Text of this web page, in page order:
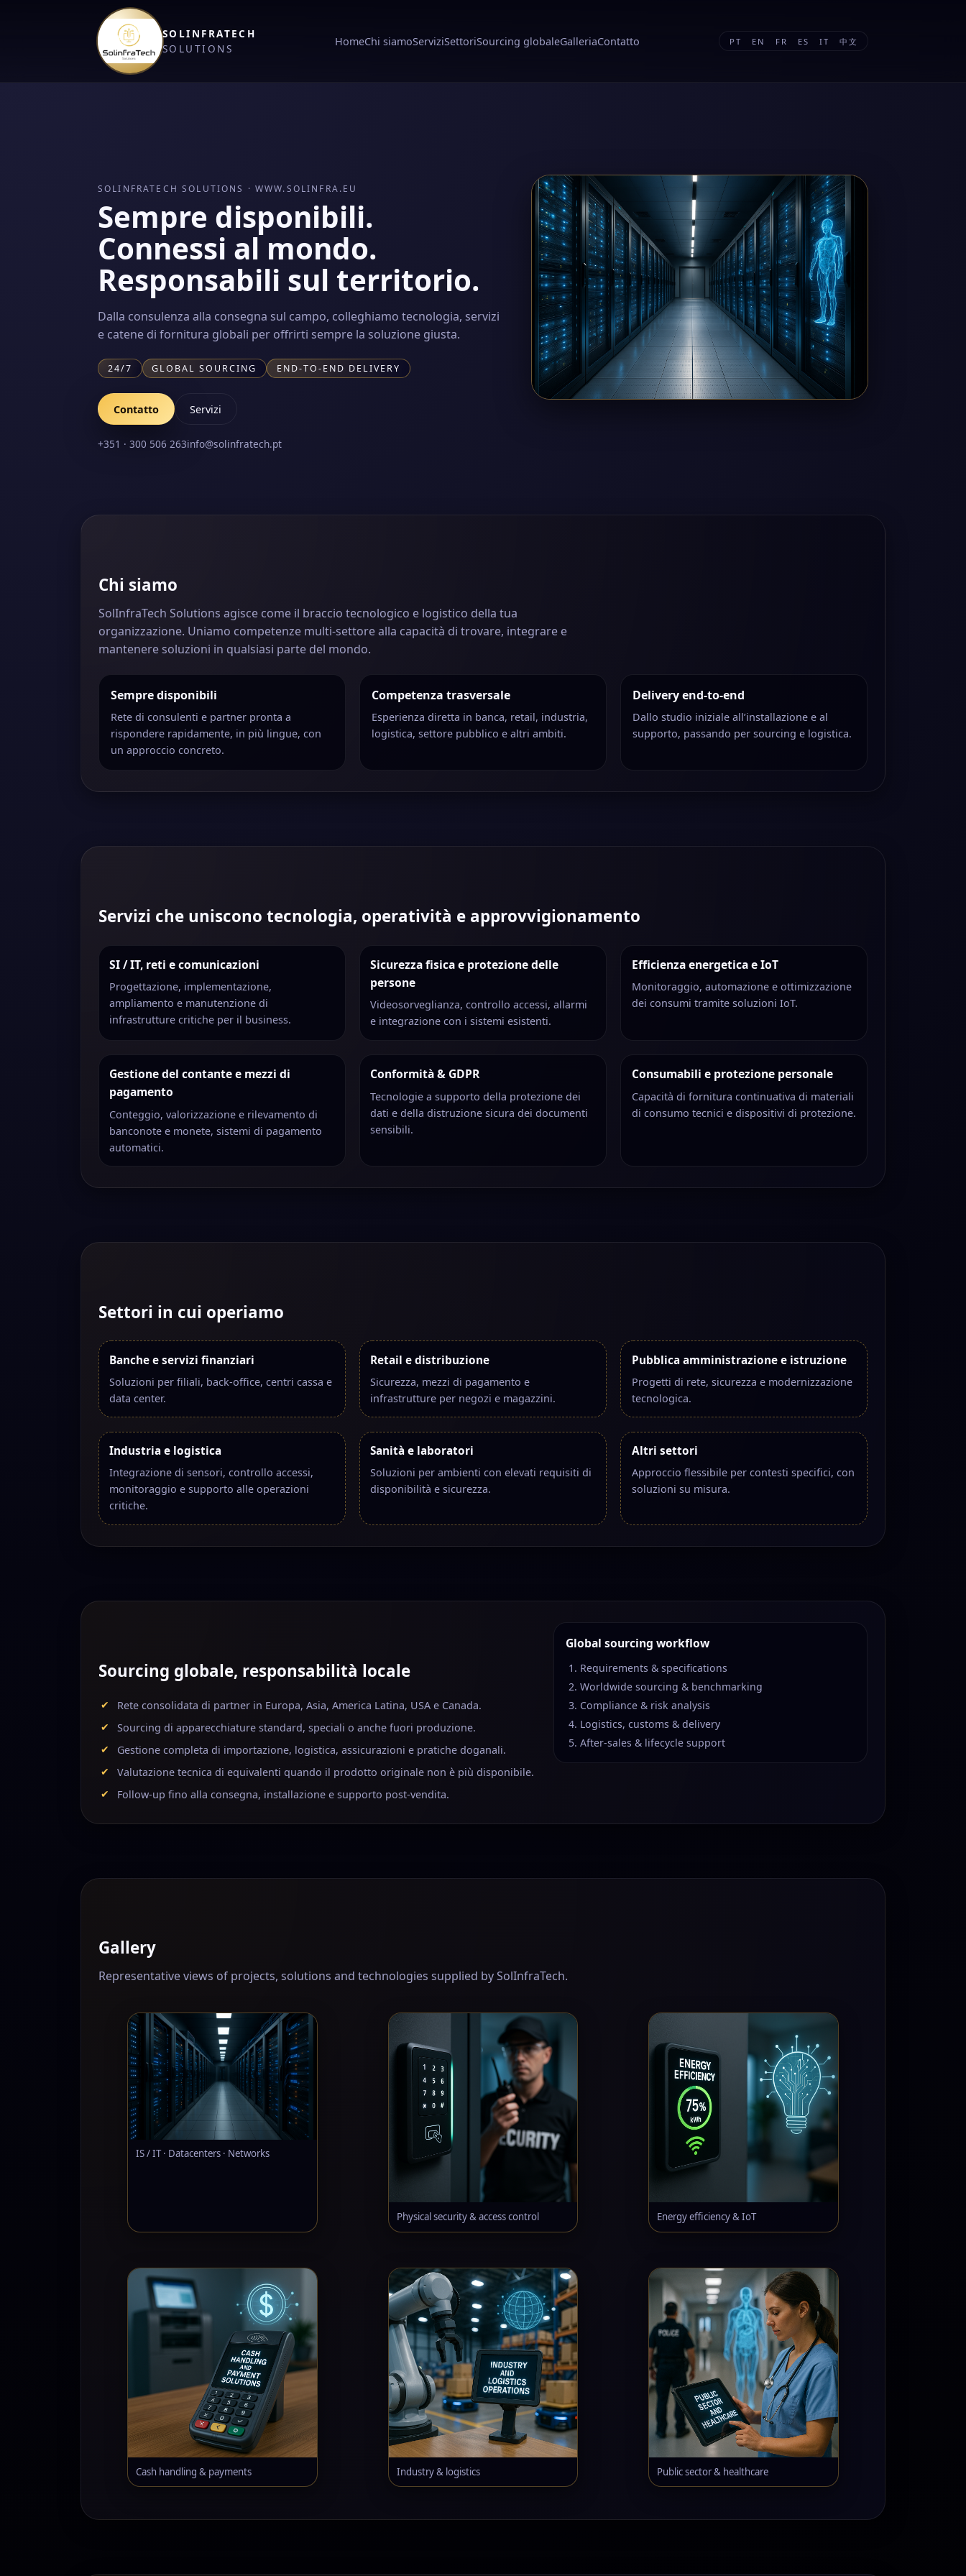
SOLINFRATECH
SOLUTIONS
HomeChi siamoServiziSettoriSourcing globaleGalleriaContatto PT EN FR ES IT 中文
SOLINFRATECH SOLUTIONS · WWW.SOLINFRA.EU
Sempre disponibili.
Connessi al mondo.
Responsabili sul territorio.
Dalla consulenza alla consegna sul campo, colleghiamo tecnologia, servizi
e catene di fornitura globali per offrirti sempre la soluzione giusta.
24/7 GLOBAL SOURCING END-TO-END DELIVERY
Contatto Servizi
+351 · 300 506 263info@solinfratech.pt
Chi siamo
SolInfraTech Solutions agisce come il braccio tecnologico e logistico della tua
organizzazione. Uniamo competenze multi-settore alla capacità di trovare, integrare e
mantenere soluzioni in qualsiasi parte del mondo.
Sempre disponibili
Rete di consulenti e partner pronta a
rispondere rapidamente, in più lingue, con
un approccio concreto.
Competenza trasversale
Esperienza diretta in banca, retail, industria,
logistica, settore pubblico e altri ambiti.
Delivery end-to-end
Dallo studio iniziale all’installazione e al
supporto, passando per sourcing e logistica.
Servizi che uniscono tecnologia, operatività e approvvigionamento
SI / IT, reti e comunicazioni
Progettazione, implementazione,
ampliamento e manutenzione di
infrastrutture critiche per il business.
Sicurezza fisica e protezione delle
persone
Videosorveglianza, controllo accessi, allarmi
e integrazione con i sistemi esistenti.
Efficienza energetica e IoT
Monitoraggio, automazione e ottimizzazione
dei consumi tramite soluzioni IoT.
Gestione del contante e mezzi di
pagamento
Conteggio, valorizzazione e rilevamento di
banconote e monete, sistemi di pagamento
automatici.
Conformità & GDPR
Tecnologie a supporto della protezione dei
dati e della distruzione sicura dei documenti
sensibili.
Consumabili e protezione personale
Capacità di fornitura continuativa di materiali
di consumo tecnici e dispositivi di protezione.
Settori in cui operiamo
Banche e servizi finanziari
Soluzioni per filiali, back-office, centri cassa e
data center.
Retail e distribuzione
Sicurezza, mezzi di pagamento e
infrastrutture per negozi e magazzini.
Pubblica amministrazione e istruzione
Progetti di rete, sicurezza e modernizzazione
tecnologica.
Industria e logistica
Integrazione di sensori, controllo accessi,
monitoraggio e supporto alle operazioni
critiche.
Sanità e laboratori
Soluzioni per ambienti con elevati requisiti di
disponibilità e sicurezza.
Altri settori
Approccio flessibile per contesti specifici, con
soluzioni su misura.
Sourcing globale, responsabilità locale
Rete consolidata di partner in Europa, Asia, America Latina, USA e Canada.
Sourcing di apparecchiature standard, speciali o anche fuori produzione.
Gestione completa di importazione, logistica, assicurazioni e pratiche doganali.
Valutazione tecnica di equivalenti quando il prodotto originale non è più disponibile.
Follow-up fino alla consegna, installazione e supporto post-vendita.
Global sourcing workflow
Requirements & specifications
Worldwide sourcing & benchmarking
Compliance & risk analysis
Logistics, customs & delivery
After-sales & lifecycle support
Gallery
Representative views of projects, solutions and technologies supplied by SolInfraTech.
IS / IT · Datacenters · Networks
Physical security & access control Energy efficiency & IoT
Cash handling & payments Industry & logistics Public sector & healthcare